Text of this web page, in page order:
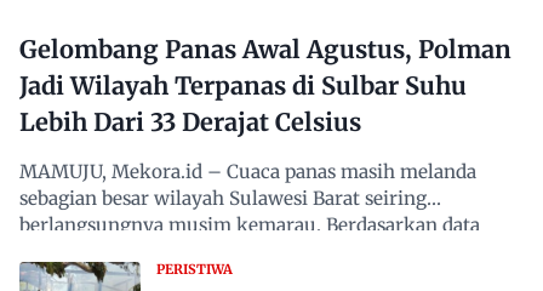
Gelombang Panas Awal Agustus, Polman
Jadi Wilayah Terpanas di Sulbar Suhu
Lebih Dari 33 Derajat Celsius
MAMUJU, Mekora.id – Cuaca panas masih melanda
sebagian besar wilayah Sulawesi Barat seiring
berlangsungnya musim kemarau. Berdasarkan data
PERISTIWA